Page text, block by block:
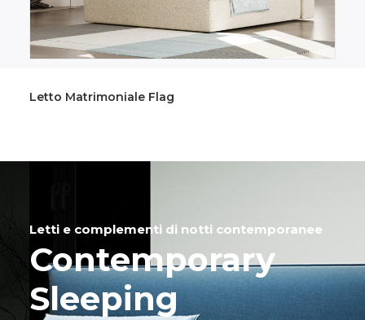
Letto Matrimoniale Ken
Letti e complementi di notti contemporanee
Contemporary
Sleeping